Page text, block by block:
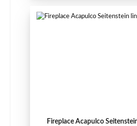
Fireplace Acapulco